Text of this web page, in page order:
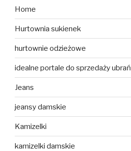
Home
Hurtownia sukienek
hurtownie odzieżowe
idealne portale do sprzedaży ubrań
Jeans
jeansy damskie
Kamizelki
kamizelki damskie